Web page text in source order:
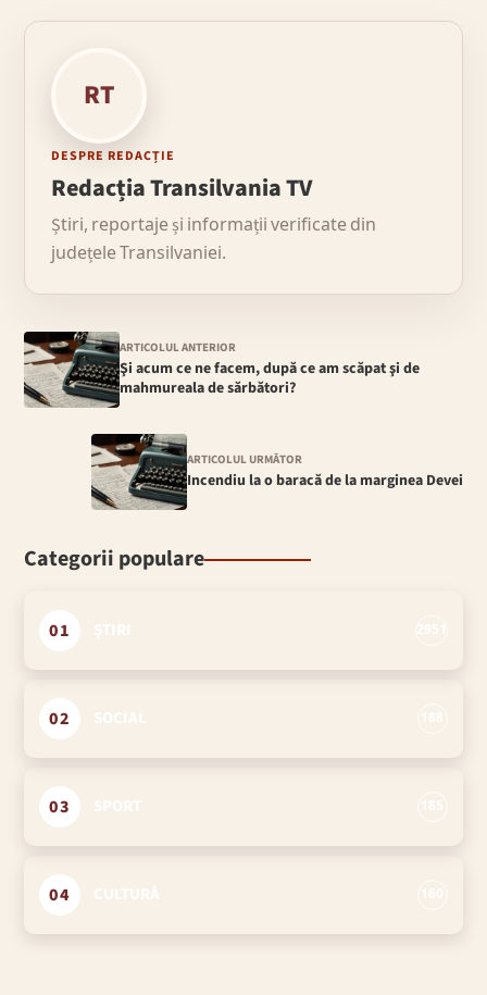
RT
DESPRE REDACȚIE
Redacția Transilvania TV
Știri, reportaje și informații verificate din
județele Transilvaniei.
ARTICOLUL ANTERIOR
Şi acum ce ne facem, după ce am scăpat şi de
mahmureala de sărbători?
ARTICOLUL URMĂTOR
Incendiu la o baracă de la marginea Devei
Categorii populare
01
02
03
04